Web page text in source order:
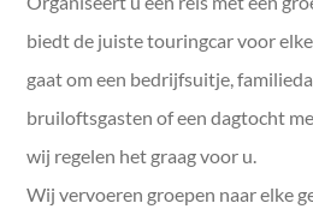
Schoolvervoer
Zakelijk vervoer
biedt de juiste touringcar voor
gaat om een bedrijfsuitje,
bruiloftsgasten of een dagtocht
wij regelen het graag voor u.
Wij vervoeren groepen naar elke